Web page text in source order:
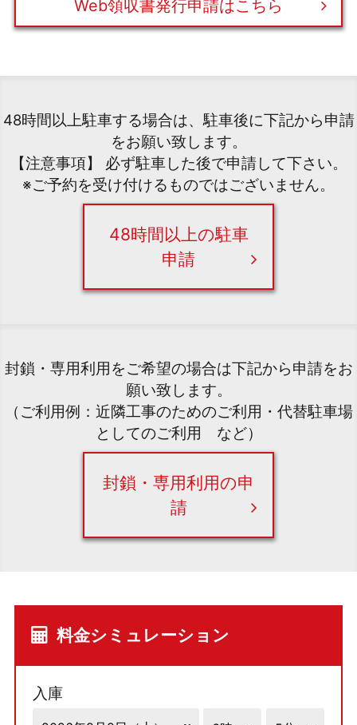
Web領収書発行申請はこちら
48時間以上駐車する場合は、駐車後に下記から申請
をお願い致します。
【注意事項】 必ず駐車した後で申請して下さい。
※ご予約を受け付けるものではございません。
48時間以上の駐車
申請
封鎖・専用利用をご希望の場合は下記から申請をお
願い致します。
（ご利用例：近隣工事のためのご利用・代替駐車場
としてのご利用 など）
封鎖・専用利用の申
請
料金シミュレーション
入庫